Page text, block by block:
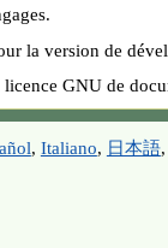
la version de
licence GNU de
, Italiano, 日本語